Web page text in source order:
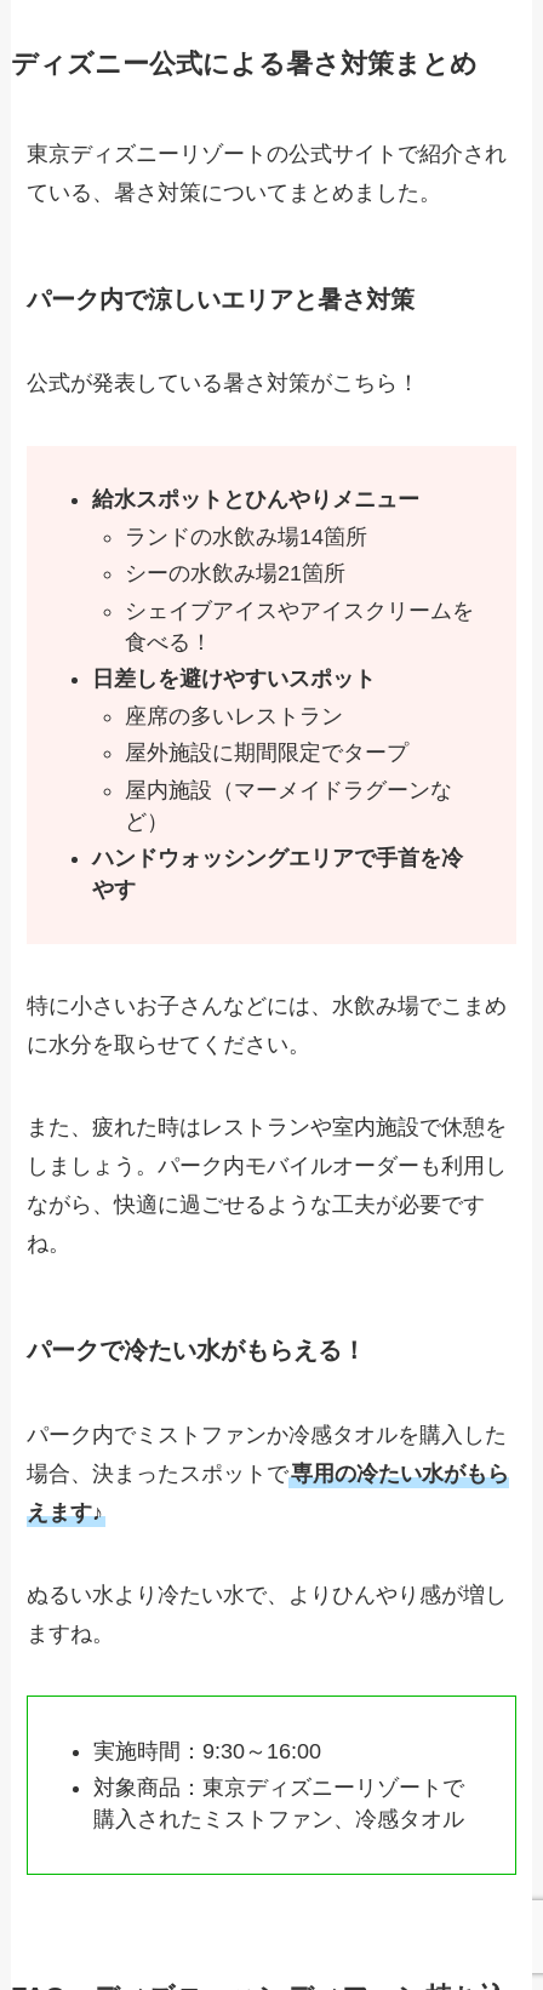
ディズニー公式による暑さ対策まとめ
東京ディズニーリゾートの公式サイトで紹介され
ている、暑さ対策についてまとめました。
パーク内で涼しいエリアと暑さ対策
公式が発表している暑さ対策がこちら！
給水スポットとひんやりメニュー
ランドの水飲み場14箇所
シーの水飲み場21箇所
シェイブアイスやアイスクリームを
食べる！
日差しを避けやすいスポット
座席の多いレストラン
屋外施設に期間限定でタープ
屋内施設（マーメイドラグーンな
ど）
ハンドウォッシングエリアで手首を冷
やす
特に小さいお子さんなどには、水飲み場でこまめ
に水分を取らせてください。
また、疲れた時はレストランや室内施設で休憩を
しましょう。パーク内モバイルオーダーも利用し
ながら、快適に過ごせるような工夫が必要です
ね。
パークで冷たい水がもらえる！
パーク内でミストファンか冷感タオルを購入した
場合、決まったスポットで専用の冷たい水がもら
えます♪
ぬるい水より冷たい水で、よりひんやり感が増し
ますね。
実施時間：9:30～16:00
対象商品：東京ディズニーリゾートで
購入されたミストファン、冷感タオル